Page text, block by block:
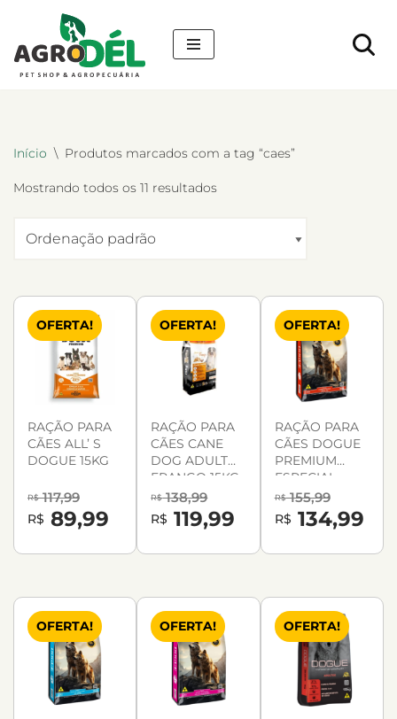
Pular
para
Início \ Produtos marcados com a tag “caes”
Mostrando todos os 11 resultados
OFERTA!
RAÇÃO PARA
CÃES ALL’ S
DOGUE 15KG
R$117,99
R$ 89,99
OFERTA!
RAÇÃO PARA
CÃES CANE
DOG ADULTO
FRANGO 15KG
R$138,99
R$ 119,99
OFERTA!
RAÇÃO PARA
CÃES DOGUE
PREMIUM
ESPECIAL
ADULTO 15KG
R$155,99
R$ 134,99
OFERTA! OFERTA! OFERTA!